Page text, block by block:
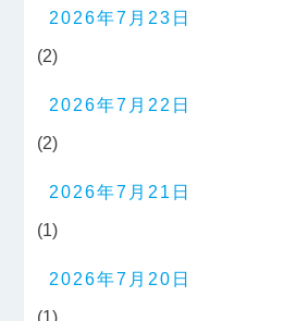
2026年7月23日
(2)
2026年7月22日
(2)
2026年7月21日
(1)
2026年7月20日
(1)